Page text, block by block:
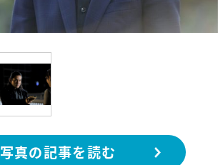
写真の記事を読む